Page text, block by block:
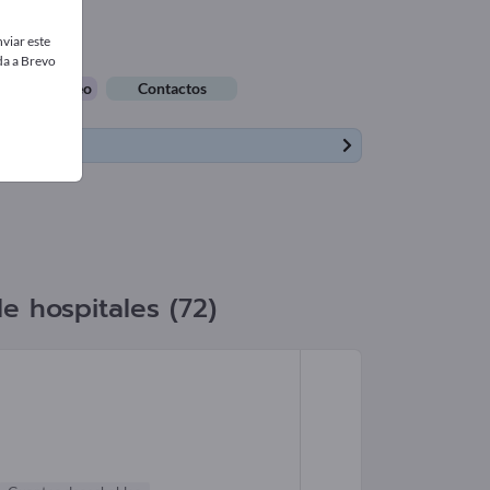
de empleo Contactos
hospitales (72)
este
a Brevo